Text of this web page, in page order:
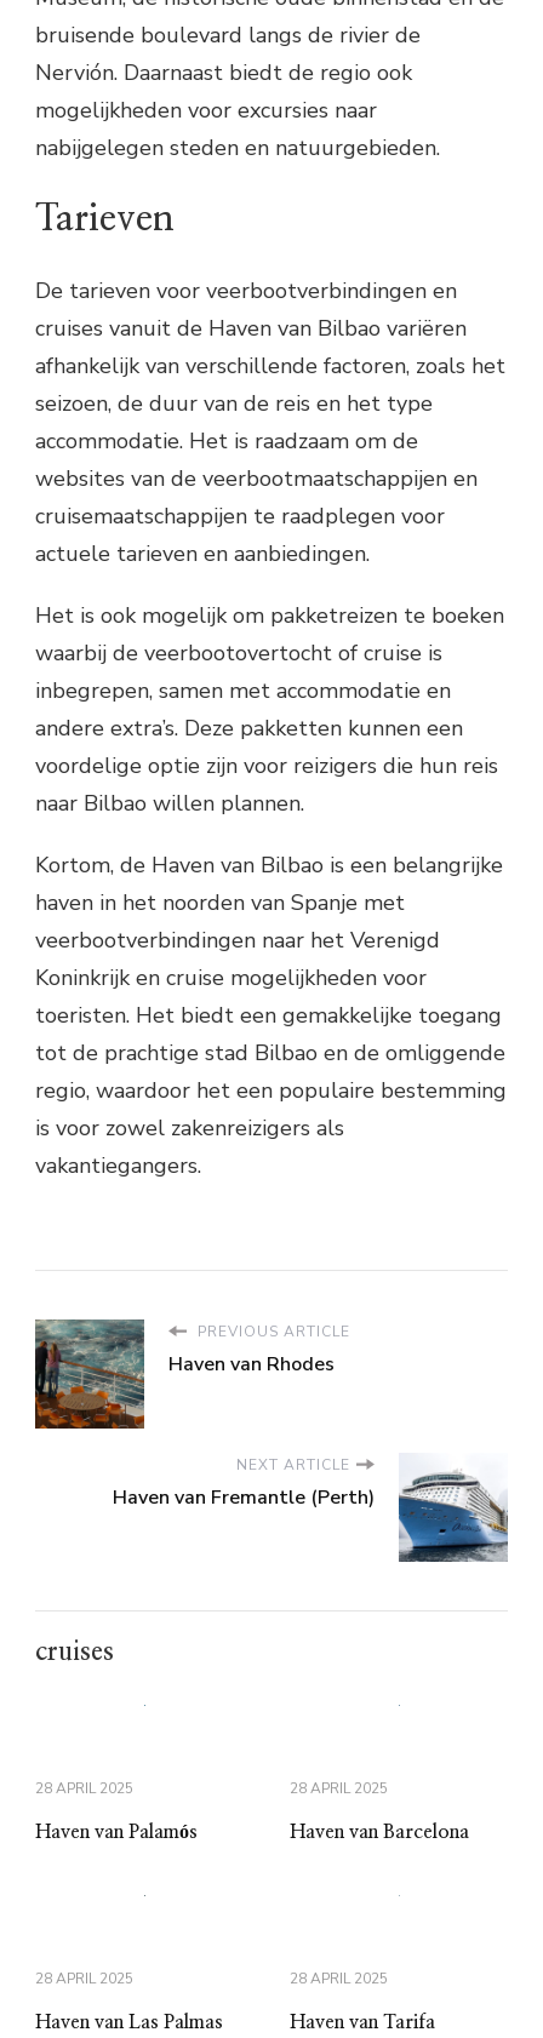
bruisende boulevard langs de rivier de
Nervión. Daarnaast biedt de regio ook
mogelijkheden voor excursies naar
nabijgelegen steden en natuurgebieden.
Tarieven
De tarieven voor veerbootverbindingen en
cruises vanuit de Haven van Bilbao variëren
afhankelijk van verschillende factoren, zoals het
seizoen, de duur van de reis en het type
accommodatie. Het is raadzaam om de
websites van de veerbootmaatschappijen en
cruisemaatschappijen te raadplegen voor
actuele tarieven en aanbiedingen.
Het is ook mogelijk om pakketreizen te boeken
waarbij de veerbootovertocht of cruise is
inbegrepen, samen met accommodatie en
andere extra’s. Deze pakketten kunnen een
voordelige optie zijn voor reizigers die hun reis
naar Bilbao willen plannen.
Kortom, de Haven van Bilbao is een belangrijke
haven in het noorden van Spanje met
veerbootverbindingen naar het Verenigd
Koninkrijk en cruise mogelijkheden voor
toeristen. Het biedt een gemakkelijke toegang
tot de prachtige stad Bilbao en de omliggende
regio, waardoor het een populaire bestemming
is voor zowel zakenreizigers als
vakantiegangers.
PREVIOUS ARTICLE
Haven van Rhodes
NEXT ARTICLE
Haven van Fremantle (Perth)
cruises
28 APRIL 2025
Haven van Palamós
28 APRIL 2025
Haven van Barcelona
28 APRIL 2025
Haven van Las Palmas
28 APRIL 2025
Haven van Tarifa